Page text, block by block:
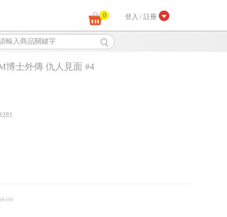
登入 / 註冊
0
博士外傳 仇人見面 #4